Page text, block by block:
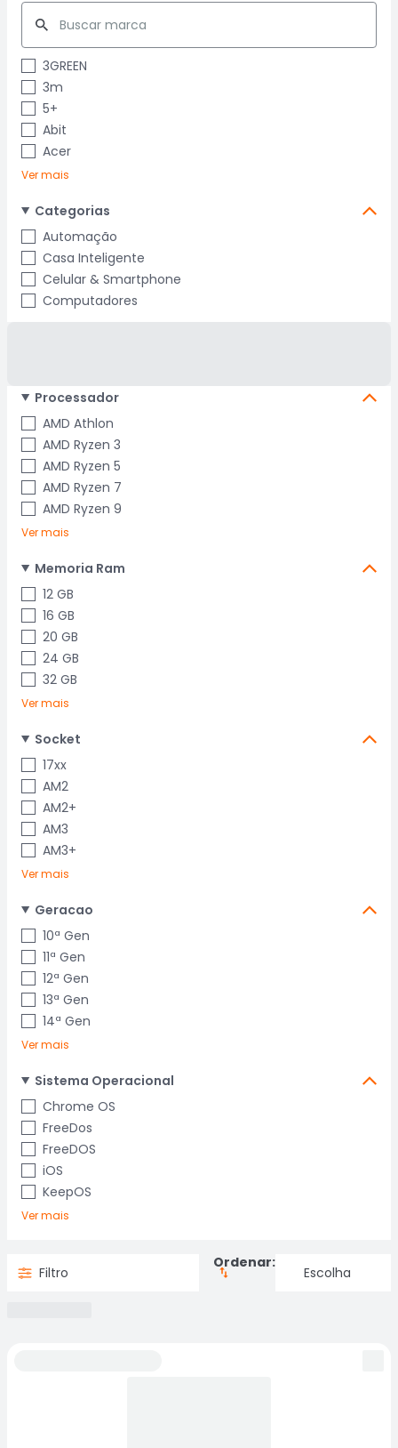
3GREEN
3m
5+
Abit
Acer
Ver mais
Categorias
Automação
Casa Inteligente
Celular & Smartphone
Computadores
Processador
AMD Athlon
AMD Ryzen 3
AMD Ryzen 5
AMD Ryzen 7
AMD Ryzen 9
Ver mais
Memoria Ram
12 GB
16 GB
20 GB
24 GB
32 GB
Ver mais
Socket
17xx
AM2
AM2+
AM3
AM3+
Ver mais
Geracao
10ª Gen
11ª Gen
12ª Gen
13ª Gen
14ª Gen
Ver mais
Sistema Operacional
Chrome OS
FreeDos
FreeDOS
iOS
KeepOS
Ver mais
Filtro
Ordenar: